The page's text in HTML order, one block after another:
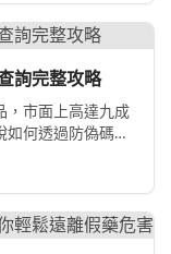
者避免買到假貨。
詢完整攻略
，市面上高達九成
何透過防偽碼查